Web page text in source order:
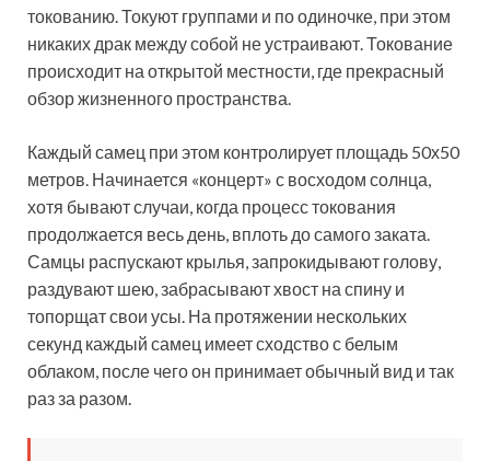
токованию. Токуют группами и по одиночке, при этом
никаких драк между собой не устраивают. Токование
происходит на открытой местности, где прекрасный
обзор жизненного пространства.
Каждый самец при этом контролирует площадь 50х50
метров. Начинается «концерт» с восходом солнца,
хотя бывают случаи, когда процесс токования
продолжается весь день, вплоть до самого заката.
Самцы распускают крылья, запрокидывают голову,
раздувают шею, забрасывают хвост на спину и
топорщат свои усы. На протяжении нескольких
секунд каждый самец имеет сходство с белым
облаком, после чего он принимает обычный вид и так
раз за разом.